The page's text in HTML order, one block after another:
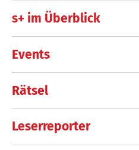
s+ im Überblick
Events
Rätsel
Leserreporter